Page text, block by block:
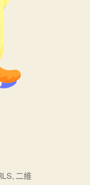
, 二維